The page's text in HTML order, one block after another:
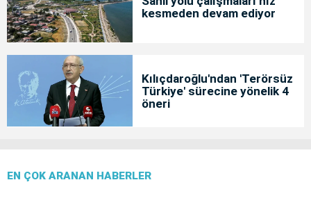
kesmeden devam ediyor
Kılıçdaroğlu'ndan 'Terörsüz
Türkiye' sürecine yönelik 4
öneri
EN ÇOK ARANAN HABERLER